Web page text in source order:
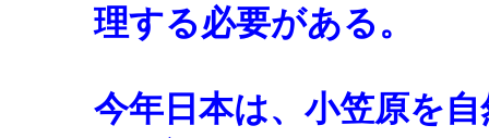
理する必要がある。
今年日本は、小笠原を